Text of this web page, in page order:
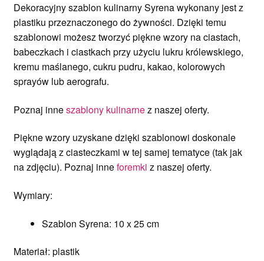
Dekoracyjny szablon kulinarny Syrena wykonany jest z
plastiku przeznaczonego do żywności. Dzięki temu
szablonowi możesz tworzyć piękne wzory na ciastach,
babeczkach i ciastkach przy użyciu lukru królewskiego,
kremu maślanego, cukru pudru, kakao, kolorowych
sprayów lub aerografu.
Poznaj inneszablony kulinarnez naszej oferty.
Piękne wzory uzyskane dzięki szablonowi doskonale
wyglądają z ciasteczkami w tej samej tematyce (tak jak
na zdjęciu). Poznaj inneforemki z naszej oferty.
Wymiary:
Szablon Syrena: 10 x 25 cm
Materiał: plastik